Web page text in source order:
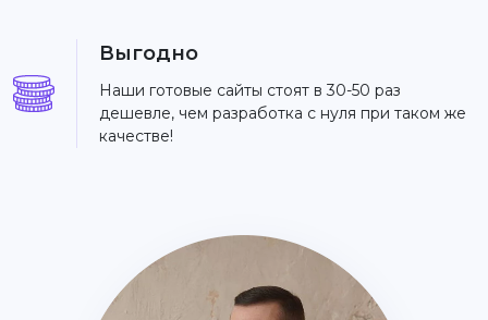
Выгодно
Наши готовые сайты стоят в 30-50 раз
дешевле, чем разработка с нуля при таком же
качестве!